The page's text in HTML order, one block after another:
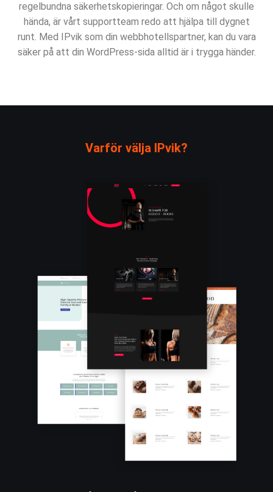
regelbundna säkerhetskopieringar. Och om något skulle
hända, är vårt supportteam redo att hjälpa till dygnet
runt. Med IPvik som din webbhotellspartner, kan du vara
säker på att din WordPress-sida alltid är i trygga händer.
Varför välja IPvik?
Skicka In